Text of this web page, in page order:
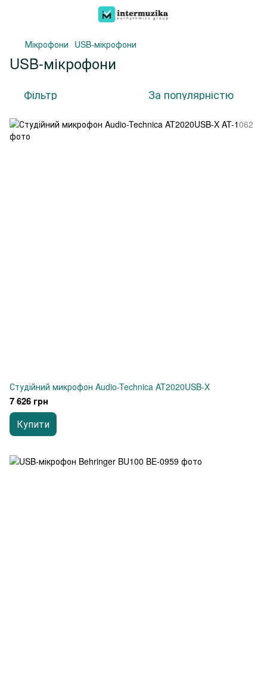
Мікрофони USB-мікрофони
USB-мікрофони
Фільтр За популярністю
Студійний микрофон Audio-Technica AT2020USB-X
7 626 грн
Купити